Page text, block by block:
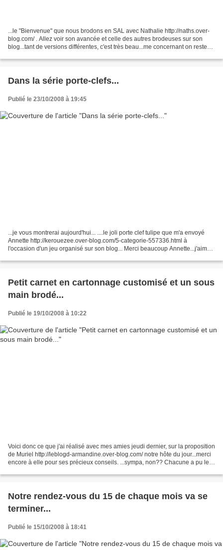
...le "Bienvenue" que nous brodons en SAL avec Nathalie http://naths.over-
blog.com/ . Allez voir son avancée et celle des autres brodeuses sur son
blog...tant de versions différentes, c'est très beau...me concernant on reste
Dans la série porte-clefs...
Publié le 23/10/2008 à 19:45
...je vous montrerai aujourd'hui... ....le joli porte clef tulipe que m'a envoyé
Annette http://kerouezee.over-blog.com/5-categorie-557336.html à
l'occasion d'un jeu organisé sur son blog... Merci beaucoup Annette...j'aime
Petit carnet en cartonnage customisé et un sous
main brodé...
Publié le 19/10/2008 à 10:22
Voici donc ce que j'ai réalisé avec mes amies jeudi dernier, sur la proposition
de Muriel http://leblogd-armandine.over-blog.com/ notre hôte du jour...merci
encore à elle pour ses précieux conseils. ...sympa, non?? Chacune a pu le
Notre rendez-vous du 15 de chaque mois va se
terminer...
Publié le 15/10/2008 à 18:41